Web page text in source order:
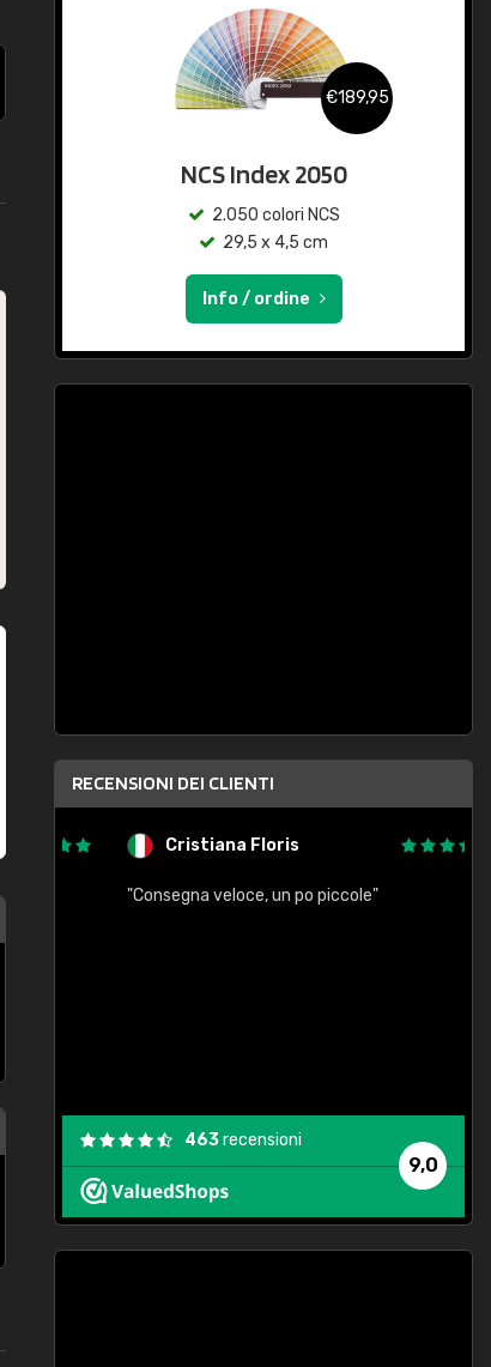
€189,95
NCS Index 2050
2.050 colori NCS
29,5 x 4,5 cm
Info / ordine
RECENSIONI DEI CLIENTI
Cristiana Floris
"Consegna veloce, un po piccole"
9,0
463recensioni